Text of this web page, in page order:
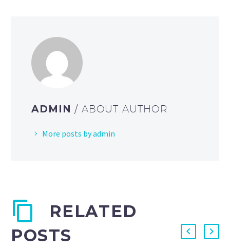
ADMIN / ABOUT AUTHOR
More posts by admin
RELATED
POSTS